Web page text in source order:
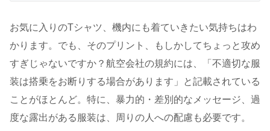
お気に入りのTシャツ、機内にも着ていきたい気持ちはわ
かります。でも、そのプリント、もしかしてちょっと攻め
すぎじゃないですか？航空会社の規約には、「不適切な服
装は搭乗をお断りする場合があります」と記載されている
ことがほとんど。特に、暴力的・差別的なメッセージ、過
度な露出がある服装は、周りの人への配慮も必要です。